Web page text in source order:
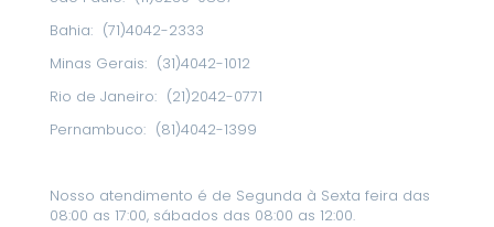
Bahia: (71)4042-2333
Minas Gerais: (31)4042-1012
Rio de Janeiro: (21)2042-0771
Pernambuco: (81)4042-1399
Nosso atendimento é de Segunda à Sexta feira das
08:00 as 17:00, sábados das 08:00 as 12:00.